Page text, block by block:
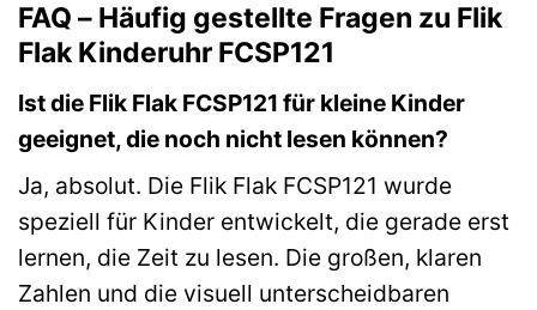
FAQ – Häufig gestellte Fragen zu Flik
Flak Kinderuhr FCSP121
Ist die Flik Flak FCSP121 für kleine Kinder
geeignet, die noch nicht lesen können?
Ja, absolut. Die Flik Flak FCSP121 wurde
speziell für Kinder entwickelt, die gerade erst
lernen, die Zeit zu lesen. Die großen, klaren
Zahlen und die visuell unterscheidbaren